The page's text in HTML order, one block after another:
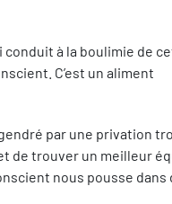
à la boulimie de
C’est un aliment
par une privation
de trouver un meilleur
nous pousse dans